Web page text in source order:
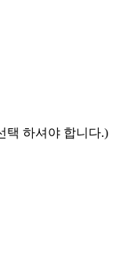
택 하셔야 합니다.)